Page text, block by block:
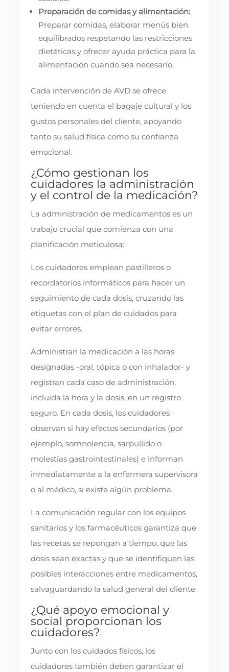
Preparación de comidas y alimentación:
Preparar comidas, elaborar menús bien
equilibrados respetando las restricciones
dietéticas y ofrecer ayuda práctica para la
alimentación cuando sea necesario.
Cada intervención de AVD se ofrece
teniendo en cuenta el bagaje cultural y los
gustos personales del cliente, apoyando
tanto su salud física como su confianza
emocional.
¿Cómo gestionan los
cuidadores la administración
y el control de la medicación?
La administración de medicamentos es un
trabajo crucial que comienza con una
planificación meticulosa:
Los cuidadores emplean pastilleros o
recordatorios informáticos para hacer un
seguimiento de cada dosis, cruzando las
etiquetas con el plan de cuidados para
evitar errores.
Administran la medicación a las horas
designadas -oral, tópica o con inhalador- y
registran cada caso de administración,
incluida la hora y la dosis, en un registro
seguro. En cada dosis, los cuidadores
observan si hay efectos secundarios (por
ejemplo, somnolencia, sarpullido o
molestias gastrointestinales) e informan
inmediatamente a la enfermera supervisora
o al médico, si existe algún problema.
La comunicación regular con los equipos
sanitarios y los farmacéuticos garantiza que
las recetas se repongan a tiempo, que las
dosis sean exactas y que se identifiquen las
posibles interacciones entre medicamentos,
salvaguardando la salud general del cliente.
¿Qué apoyo emocional y
social proporcionan los
cuidadores?
Junto con los cuidados físicos, los
cuidadores también deben garantizar el